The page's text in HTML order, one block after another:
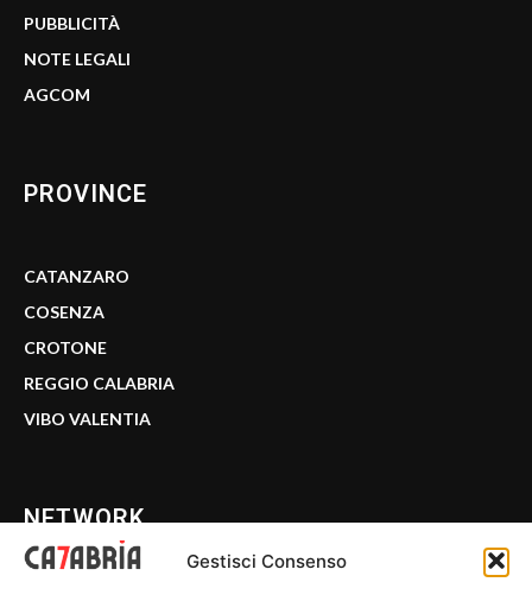
Gestisci Consenso
PUBBLICITÀ
NOTE LEGALI
AGCOM
PROVINCE
CATANZARO
COSENZA
CROTONE
REGGIO CALABRIA
VIBO VALENTIA
NETWORK